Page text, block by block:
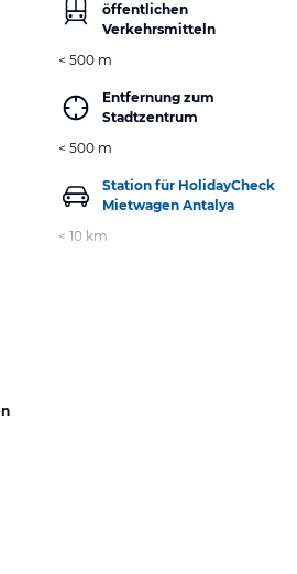
öffentlichen
Verkehrsmitteln
< 500 m
Entfernung zum
Stadtzentrum
< 500 m
Station für HolidayCheck
Mietwagen Antalya
< 10 km